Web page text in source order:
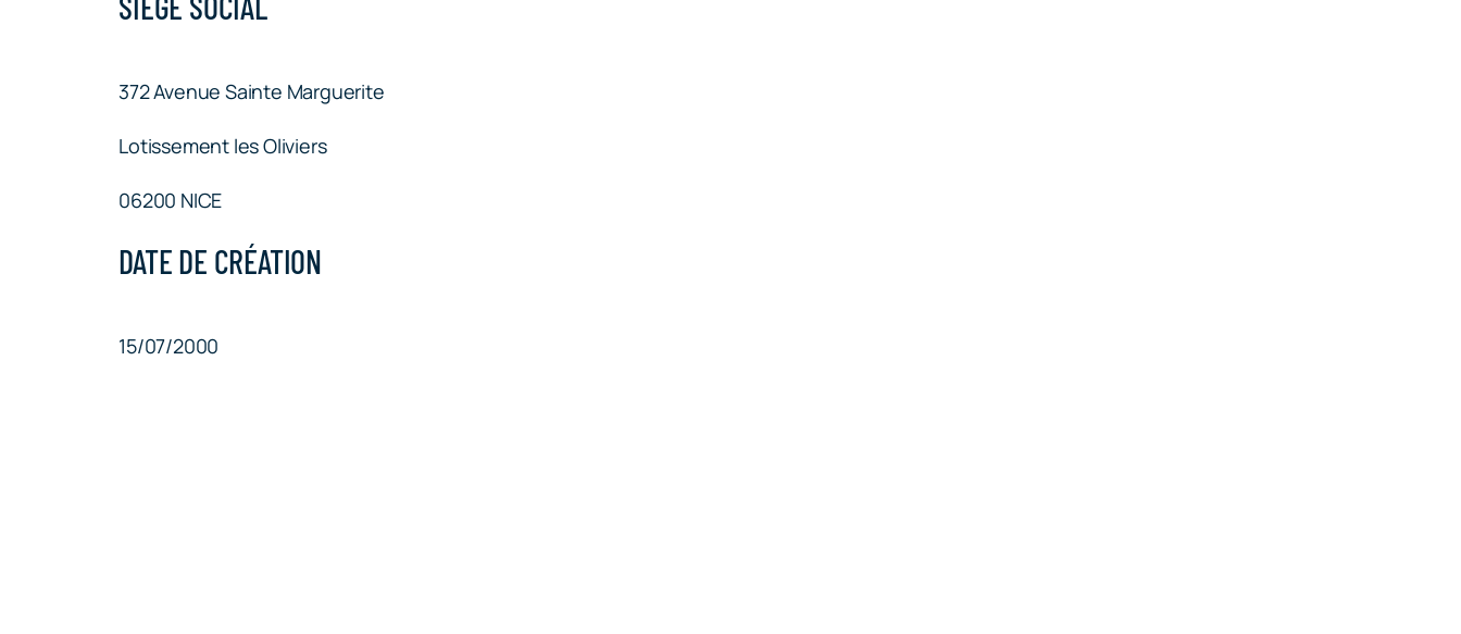
372 Avenue Sainte Marguerite
Lotissement les Oliviers
06200 NICE
DATE DE CRÉATION
15/07/2000